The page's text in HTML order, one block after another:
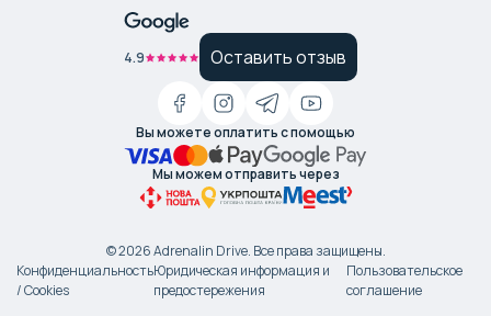
4.9 Оставить отзыв
Вы можете оплатить с помощью
Мы можем отправить через
©2026Adrenalin Drive. Все права защищены.
Конфиденциальность
/ Cookies
Юридическая информация и
предостережения
Пользовательское
соглашение